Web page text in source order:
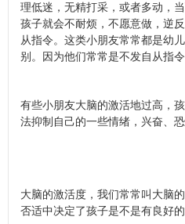
理低迷，无精打采，或者多动，
孩子就会不耐烦，不愿意做，逆
从指令。这类小朋友常常都是幼
别。因为他们常常是不发自从指令
有些小朋友大脑的激活地过高，
法抑制自己的一些情绪，兴奋、恐
大脑的激活度，我们常常叫大脑
否适中决定了孩子是不是有良好的